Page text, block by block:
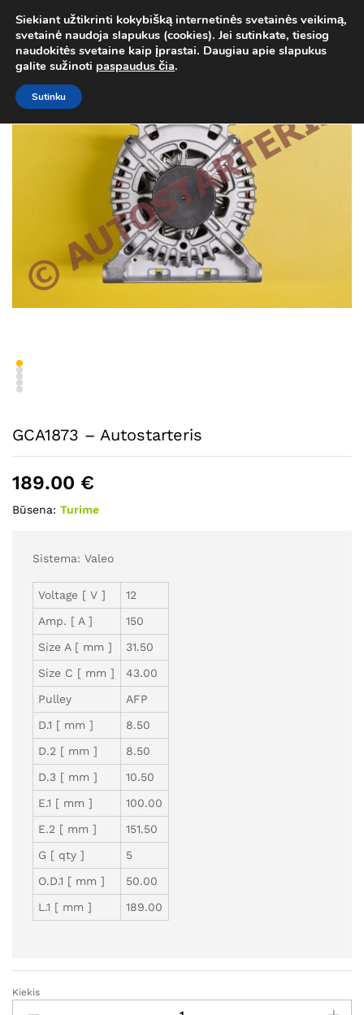
Atgal įKategorija
0
GCA1873 – Autostarteris
189.00 €
Būsena: Turime
Sistema: Valeo
Voltage [ V ]
12
Amp. [ A ]
150
Size A [ mm ]
31.50
Size C [ mm ]
43.00
Pulley
AFP
D.1 [ mm ]
8.50
D.2 [ mm ]
8.50
D.3 [ mm ]
10.50
E.1 [ mm ]
100.00
E.2 [ mm ]
151.50
G [ qty ]
5
O.D.1 [ mm ]
50.00
L.1 [ mm ]
189.00
GCA1873
Kiekis
Siekiant užtikrinti kokybišką internetinės svetainės veikimą,
svetainė naudoja slapukus (cookies). Jei sutinkate, tiesiog
naudokitės svetaine kaip įprastai. Daugiau apie slapukus
galite sužinoti paspaudus čia.
Sutinku